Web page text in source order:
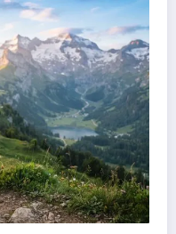
PRATIQUE